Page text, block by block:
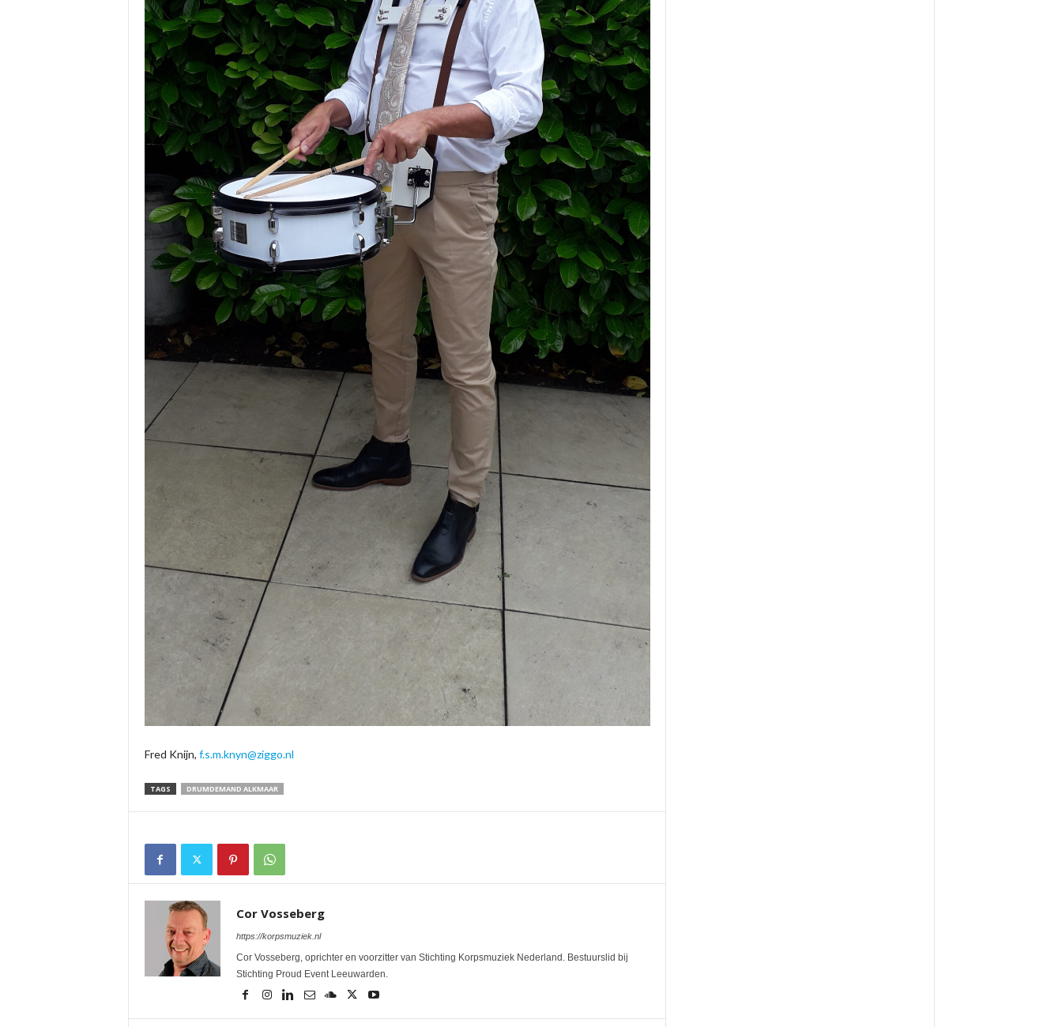
Fred Knijn, f.s.m.knyn@ziggo.nl
TAGS DRUMDEMAND ALKMAAR
Cor Vosseberg
https://korpsmuziek.nl
Cor Vosseberg, oprichter en voorzitter van Stichting Korpsmuziek Nederland. Bestuurslid bij
Stichting Proud Event Leeuwarden.